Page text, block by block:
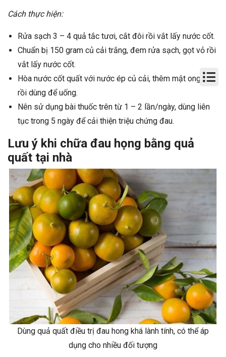
Cách thực hiện:
Rửa sạch 3 – 4 quả tắc tươi, cắt đôi rồi vắt lấy nước cốt.
Chuẩn bị 150 gram củ cải trắng, đem rửa sạch, gọt vỏ rồi
vắt lấy nước cốt.
Hòa nước cốt quất với nước ép củ cải, thêm mật ong vào
rồi dùng để uống.
Nên sử dụng bài thuốc trên từ 1 – 2 lần/ngày, dùng liên
tục trong 5 ngày để cải thiện triệu chứng đau.
Lưu ý khi chữa đau họng bằng quả
quất tại nhà
Dùng quả quất điều trị đau hong khá lành tính, có thể áp
dụng cho nhiều đối tượng